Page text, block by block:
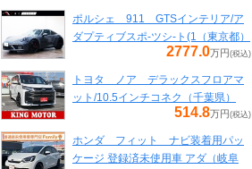
ポルシェ 911 GTSインテリア/ア
ダプティブスポ-ツシ-ト(1（東京都）
2777.0万円 (税込)
トヨタ ノア デラックスフロアマ
ット/10.5インチコネク（千葉県）
514.8万円 (税込)
ホンダ フィット ナビ装着用パッ
ケージ 登録済未使用車 アダ（岐阜